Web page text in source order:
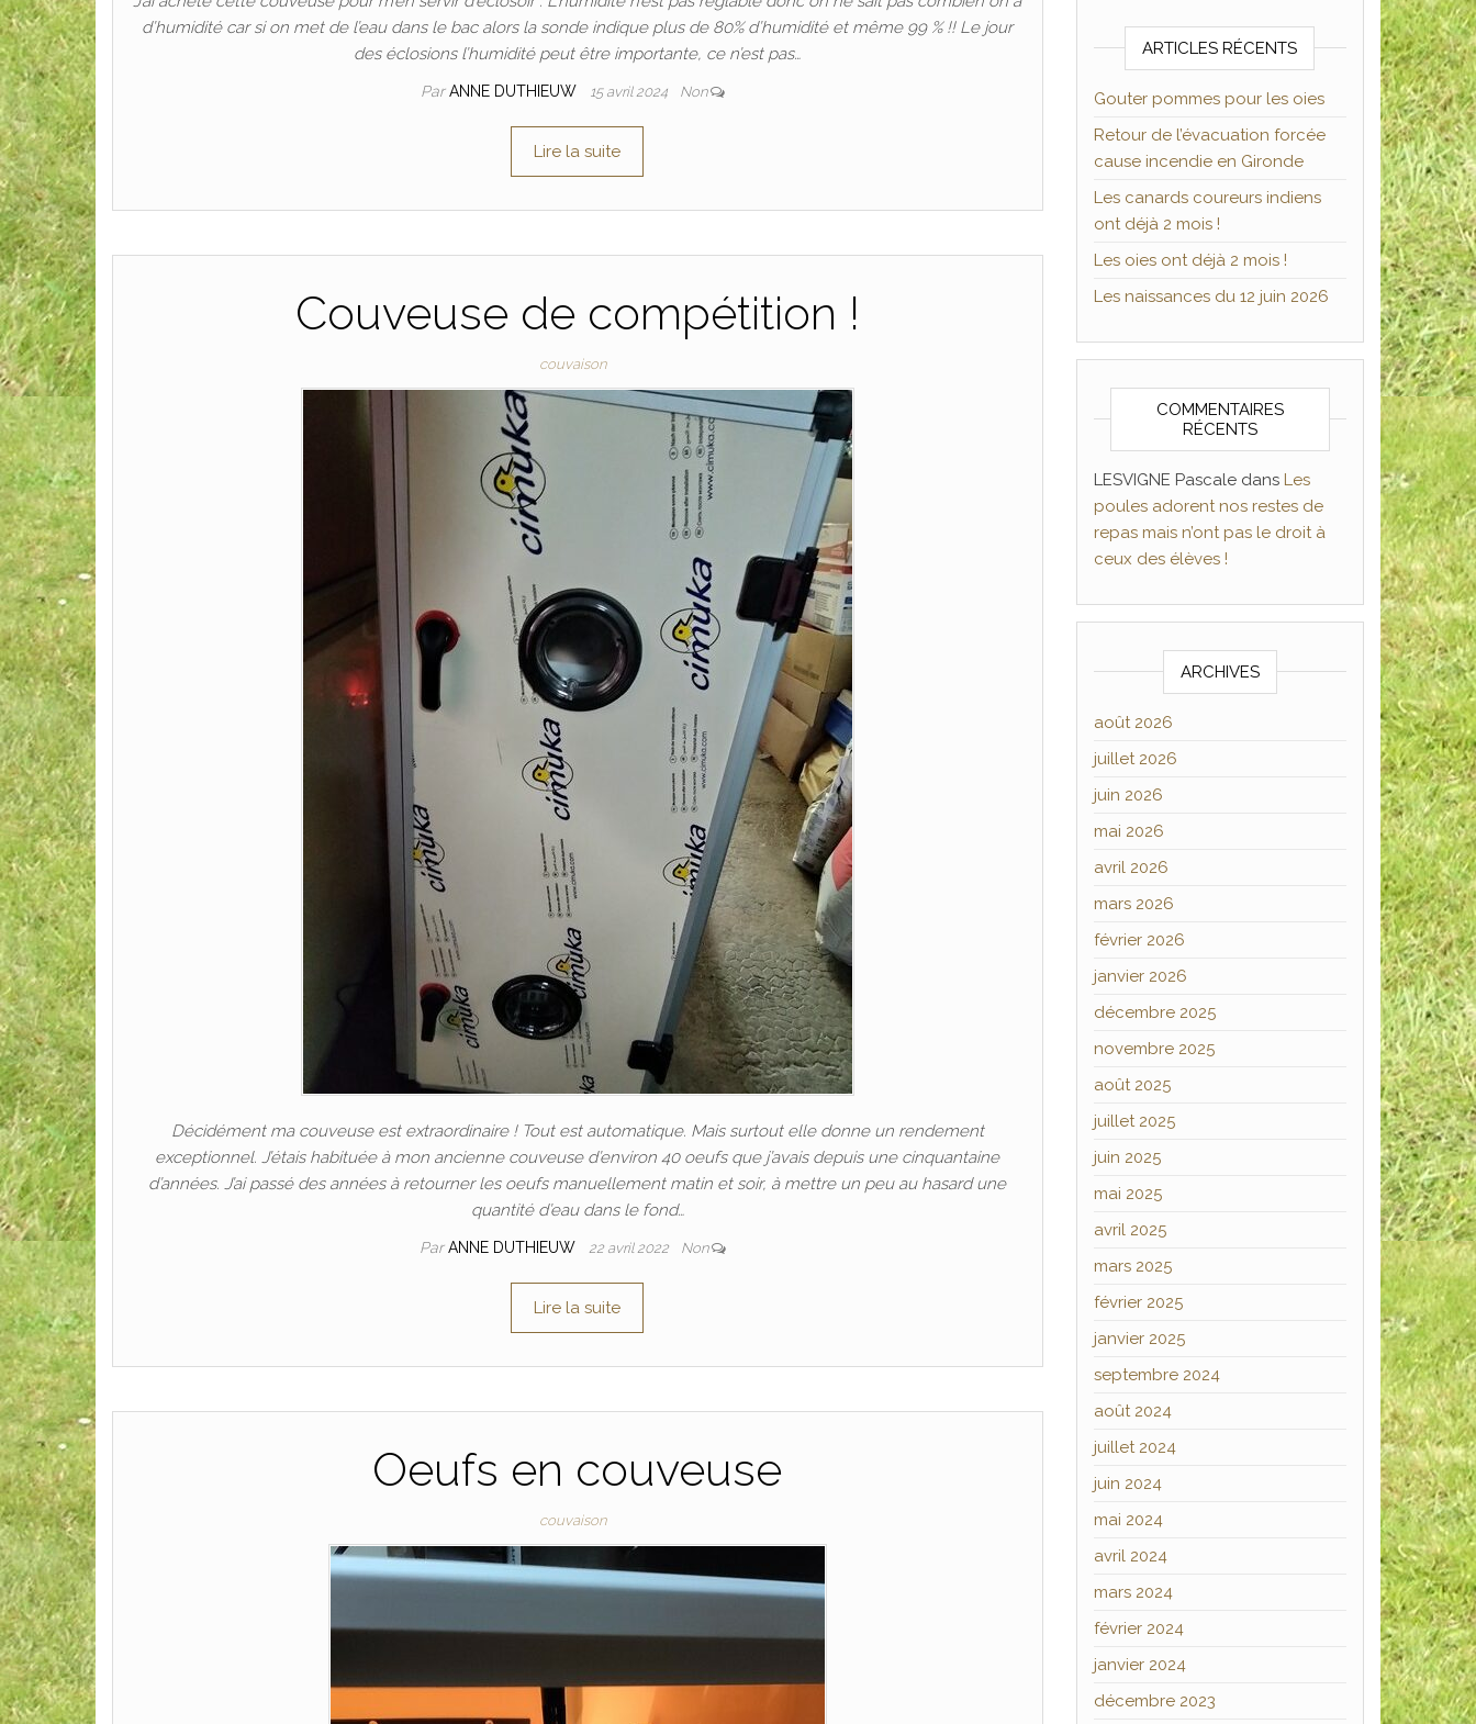
d’humidité car si on met de l’eau dans le bac alors la sonde indique plus de 80% d’humidité et même 99 % !! Le jour
des éclosions l’humidité peut être importante, ce n’est pas…
ParANNE DUTHIEUW 15 avril 2024 Non
Lire la suite
Couveuse de compétition !
couvaison
Décidément ma couveuse est extraordinaire ! Tout est automatique. Mais surtout elle donne un rendement
exceptionnel. J’étais habituée à mon ancienne couveuse d’environ 40 oeufs que j’avais depuis une cinquantaine
d’années. J’ai passé des années à retourner les oeufs manuellement matin et soir, à mettre un peu au hasard une
quantité d’eau dans le fond…
ParANNE DUTHIEUW 22 avril 2022 Non
Lire la suite
Oeufs en couveuse
couvaison
ARTICLES RÉCENTS
Gouter pommes pour les oies
Retour de l’évacuation forcée
cause incendie en Gironde
Les canards coureurs indiens
ont déjà 2 mois !
Les oies ont déjà 2 mois !
Les naissances du 12 juin 2026
COMMENTAIRES
RÉCENTS
LESVIGNE Pascaledans Les
poules adorent nos restes de
repas mais n’ont pas le droit à
ceux des élèves !
ARCHIVES
août 2026
juillet 2026
juin 2026
mai 2026
avril 2026
mars 2026
février 2026
janvier 2026
décembre 2025
novembre 2025
août 2025
juillet 2025
juin 2025
mai 2025
avril 2025
mars 2025
février 2025
janvier 2025
septembre 2024
août 2024
juillet 2024
juin 2024
mai 2024
avril 2024
mars 2024
février 2024
janvier 2024
décembre 2023